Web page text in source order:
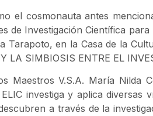
el cosmonauta antes
de Investigación Científica para
Tarapoto, en la Casa de la
SIMBIOSIS ENTRE EL
Maestros V.S.A. María Nilda
investiga y aplica diversas
a través de la